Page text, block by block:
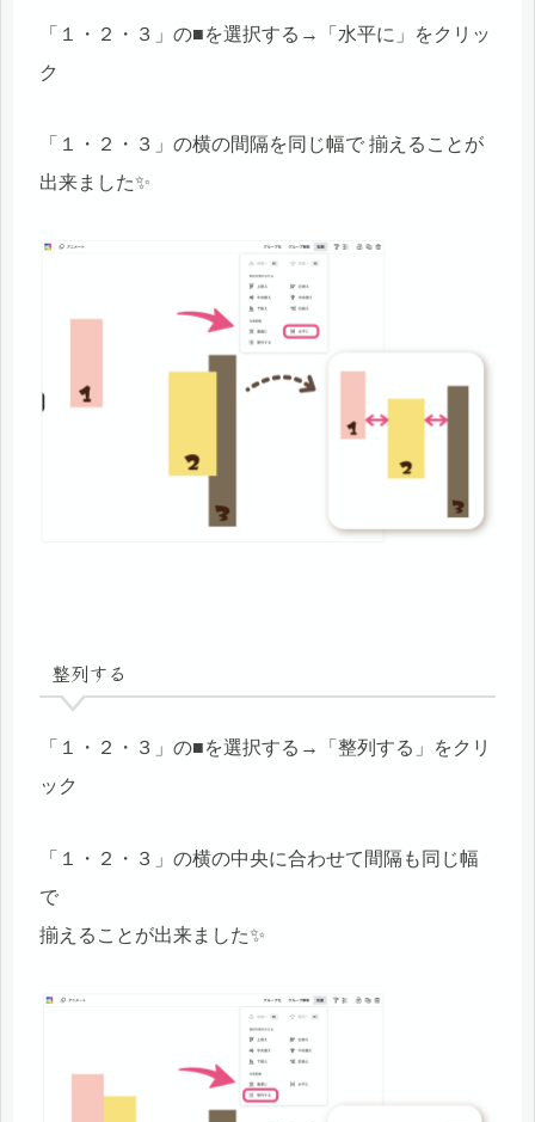
「１・２・３」の■を選択する→「水平に」をクリッ
ク
「１・２・３」の横の間隔を同じ幅で 揃えることが
出来ました✨
整列する
「１・２・３」の■を選択する→「整列する」をクリ
ック
「１・２・３」の横の中央に合わせて間隔も同じ幅
で
揃えることが出来ました✨